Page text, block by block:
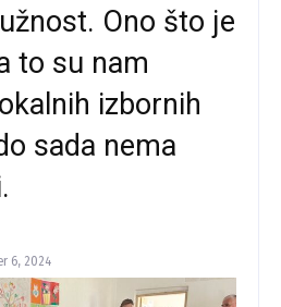
Ono što je
to su nam
izbornih
sada nema
6, 2024